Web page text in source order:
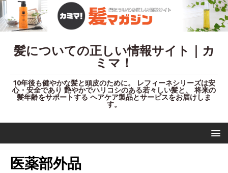
髪についての正しい情報サイト｜カ
ミマ！
10年後も健やかな髪と頭皮のために。 レフィーネシリーズは安
心・安全であり 艶やかでハリコシのある若々しい髪と、 将来の
髪年齢をサポートする ヘアケア製品とサービスをお届けしま
す。
医薬部外品